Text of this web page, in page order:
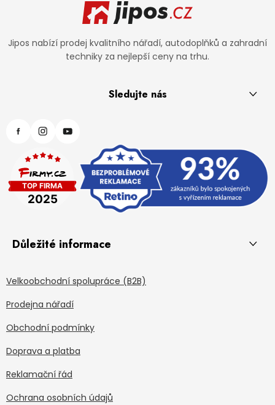
Jipos nabízí prodej kvalitního nářadí, autodoplňků a zahradní
techniky za nejlepší ceny na trhu.
Sledujte nás
Důležité informace
Velkoobchodní spolupráce (B2B)
Prodejna nářadí
Obchodní podmínky
Doprava a platba
Reklamační řád
Ochrana osobních údajů